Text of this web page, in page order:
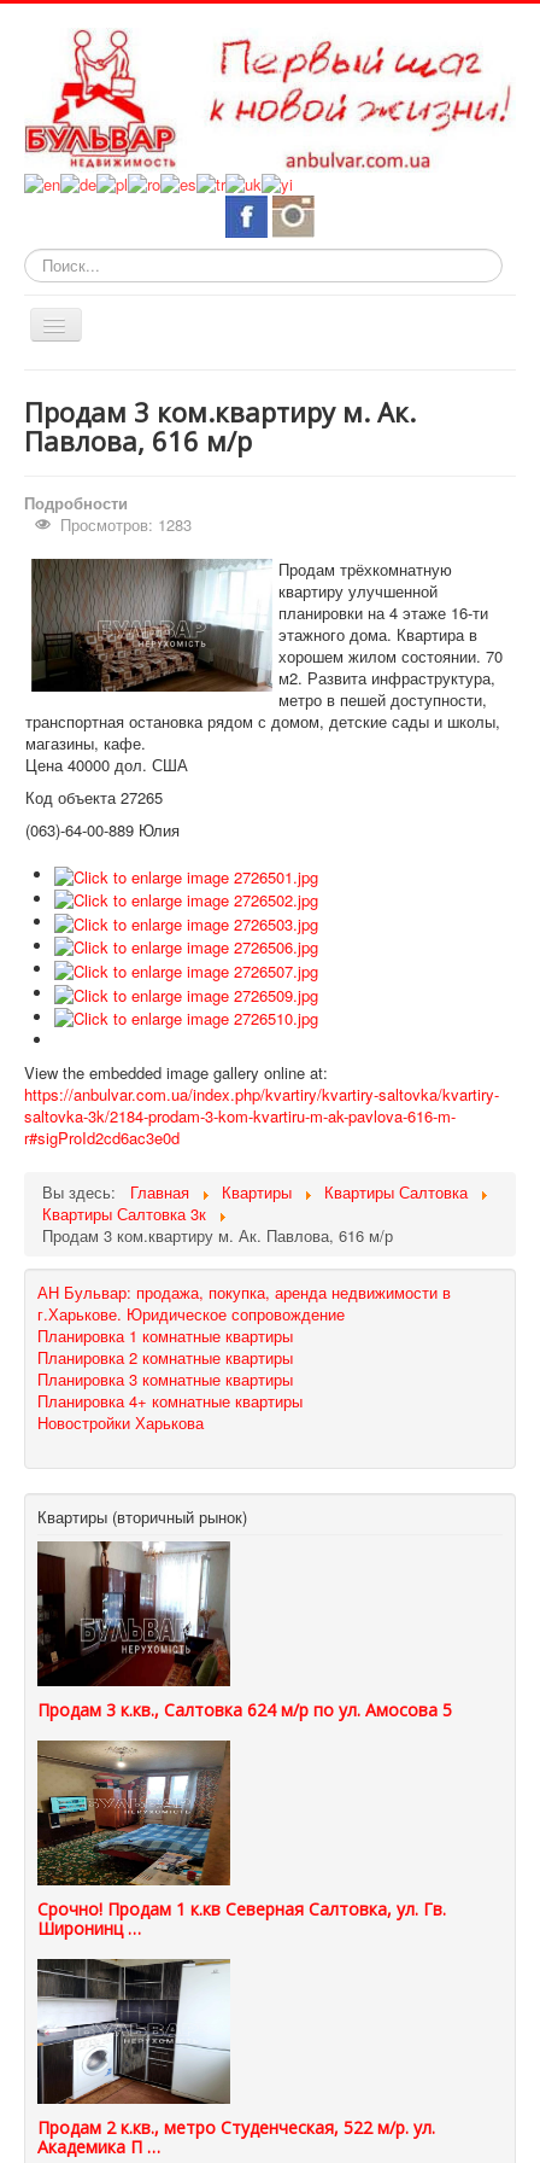
Искать...
Включить/
выключить
Горящие объекты
Квартиры
Коммерческая
Аренда
Информация
Вакансии
Продам 3 ком.квартиру м. Ак.
Павлова, 616 м/р
Подробности
Просмотров: 1283
Продам трёхкомнатную
квартиру улучшенной
планировки на 4 этаже 16-ти
этажного дома. Квартира в
хорошем жилом состоянии. 70
м2. Развита инфраструктура,
метро в пешей доступности,
транспортная остановка рядом с домом, детские сады и школы,
магазины, кафе.
Цена 40000 дол. США
Код объекта 27265
(063)-64-00-889 Юлия
View the embedded image gallery online at:
https://anbulvar.com.ua/index.php/kvartiry/kvartiry-saltovka/kvartiry-
saltovka-3k/2184-prodam-3-kom-kvartiru-m-ak-pavlova-616-m-
r#sigProId2cd6ac3e0d
Вы здесь: Главная Квартиры
Квартиры Салтовка
Квартиры Салтовка 3к
Продам 3 ком.квартиру м. Ак. Павлова, 616 м/р
АН Бульвар: продажа, покупка, аренда недвижимости в
г.Харькове. Юридическое сопровождение
Планировка 1 комнатные квартиры
Планировка 2 комнатные квартиры
Планировка 3 комнатные квартиры
Планировка 4+ комнатные квартиры
Новостройки Харькова
Квартиры (вторичный рынок)
Продам 3 к.кв., Салтовка 624 м/р по ул. Амосова 5
Срочно! Продам 1 к.кв Северная Салтовка, ул. Гв.
Широнинц …
Продам 2 к.кв., метро Студенческая, 522 м/р. ул.
Академика П …